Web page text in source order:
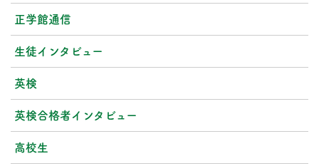
正学館通信
生徒インタビュー
英検
英検合格者インタビュー
高校生